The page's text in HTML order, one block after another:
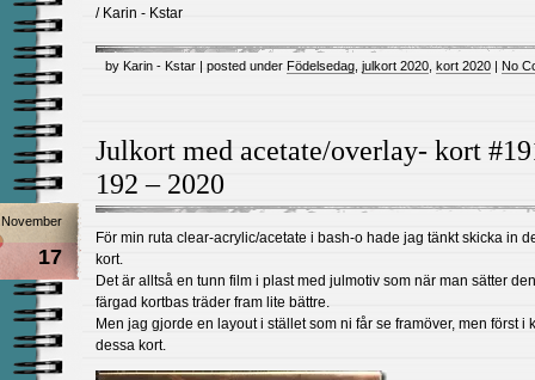
/ Karin - Kstar
by Karin - Kstar | posted under Födelsedag julkort 2020 kort 2020 | No
Julkort med acetate/overlay- kort
192 – 2020
November
17
För min ruta clear-acrylic/acetate i bash-o hade jag tänkt skicka in
kort.
Det är alltså en tunn film i plast med julmotiv som när man sätter
färgad kortbas träder fram lite bättre.
Men jag gjorde en layout i stället som ni får se framöver, men först i
dessa kort.